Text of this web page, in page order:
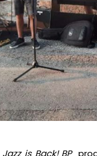
Jazz is Back! BP